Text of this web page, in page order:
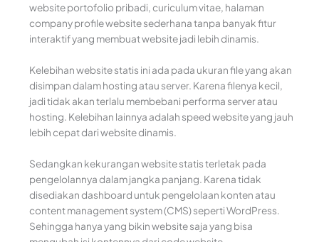
website portofolio pribadi, curiculum vitae, halaman
company profile website sederhana tanpa banyak fitur
interaktif yang membuat website jadi lebih dinamis.
Kelebihan website statis ini ada pada ukuran file yang akan
disimpan dalam hosting atau server. Karena filenya kecil,
jadi tidak akan terlalu membebani performa server atau
hosting. Kelebihan lainnya adalah speed website yang jauh
lebih cepat dari website dinamis.
Sedangkan kekurangan website statis terletak pada
pengelolannya dalam jangka panjang. Karena tidak
disediakan dashboard untuk pengelolaan konten atau
content management system (CMS) seperti WordPress.
Sehingga hanya yang bikin website saja yang bisa